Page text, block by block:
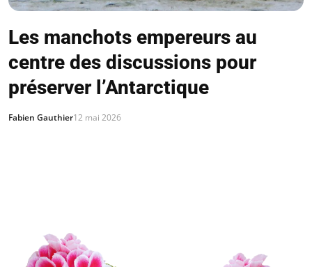
Les manchots empereurs au
centre des discussions pour
préserver l’Antarctique
Fabien Gauthier12 mai 2026